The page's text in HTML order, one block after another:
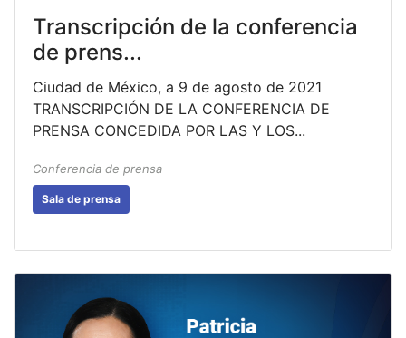
Transcripción de la conferencia
de prens...
Ciudad de México, a 9 de agosto de 2021
TRANSCRIPCIÓN DE LA CONFERENCIA DE
PRENSA CONCEDIDA POR LAS Y LOS...
Conferencia de prensa
Sala de prensa